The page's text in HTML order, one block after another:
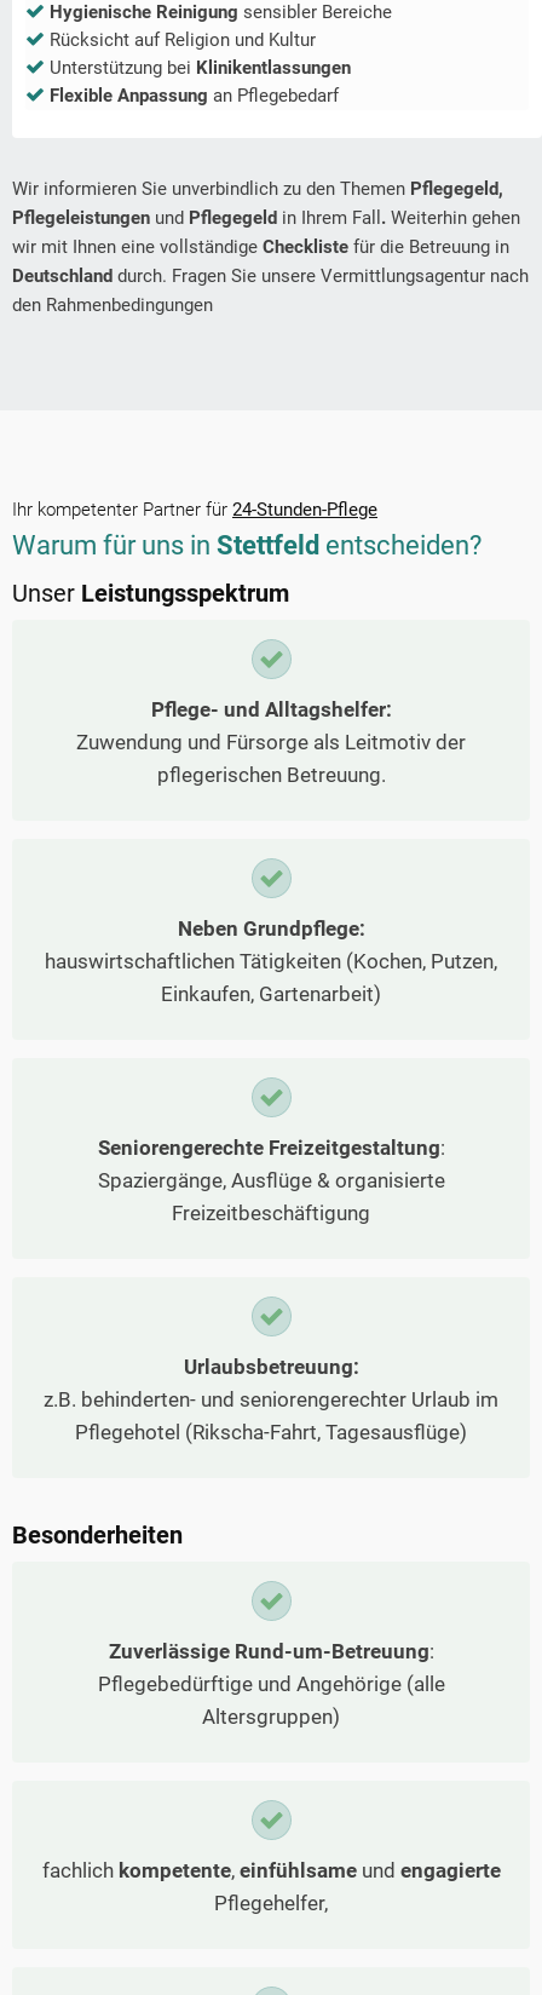
Hygienische Reinigung sensibler Bereiche
Rücksicht auf Religion und Kultur
Unterstützung bei Klinikentlassungen
Flexible Anpassung an Pflegebedarf
Wir informieren Sie unverbindlich zu den Themen Pflegegeld,
Pflegeleistungen und Pflegegeld in Ihrem Fall . Weiterhin gehen
wir mit Ihnen eine vollständige Checkliste für die Betreuung in
Deutschland durch. Fragen Sie unsere Vermittlungsagentur nach
den Rahmenbedingungen
Ihr kompetenter Partner für 24-Stunden-Pflege
Warum für uns in Stettfeld entscheiden?
Unser Leistungsspektrum
Pflege- und Alltagshelfer:
Zuwendung und Fürsorge als Leitmotiv der
pflegerischen Betreuung.
Neben Grundpflege:
hauswirtschaftlichen Tätigkeiten (Kochen, Putzen,
Einkaufen, Gartenarbeit)
Seniorengerechte Freizeitgestaltung:
Spaziergänge, Ausflüge & organisierte
Freizeitbeschäftigung
Urlaubsbetreuung:
z.B. behinderten- und seniorengerechter Urlaub im
Pflegehotel (Rikscha-Fahrt, Tagesausflüge)
Besonderheiten
Zuverlässige Rund-um-Betreuung:
Pflegebedürftige und Angehörige (alle
Altersgruppen)
fachlich kompetente, einfühlsameund engagierte
Pflegehelfer,